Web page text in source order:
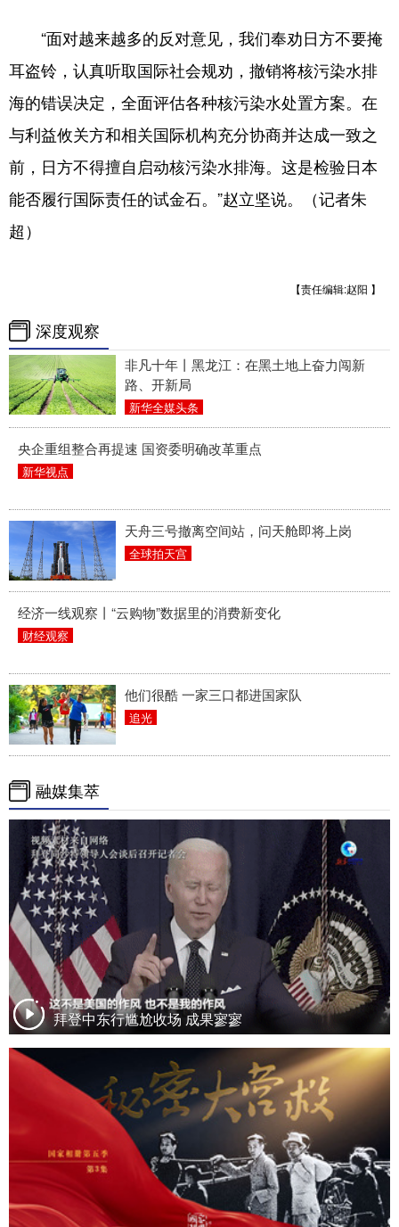
“面对越来越多的反对意见，我们奉劝日方不要掩
耳盗铃，认真听取国际社会规劝，撤销将核污染水排
海的错误决定，全面评估各种核污染水处置方案。在
与利益攸关方和相关国际机构充分协商并达成一致之
前，日方不得擅自启动核污染水排海。这是检验日本
能否履行国际责任的试金石。”赵立坚说。（记者朱
超）
【责任编辑:赵阳 】
深度观察
非凡十年丨黑龙江：在黑土地上奋力闯新
路、开新局
新华全媒头条
央企重组整合再提速 国资委明确改革重点
新华视点
天舟三号撤离空间站，问天舱即将上岗
全球拍天宫
经济一线观察丨“云购物”数据里的消费新变化
财经观察
他们很酷 一家三口都进国家队
追光
融媒集萃
拜登中东行尴尬收场 成果寥寥